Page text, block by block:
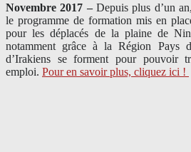
Novembre 2017 – Depuis plus d’un
le programme de formation mis en
pour les déplacés de la plaine de
notamment grâce à la Région Pays
d’Irakiens se forment pour pouvoir
emploi. Pour en savoir plus, cliquez ici !